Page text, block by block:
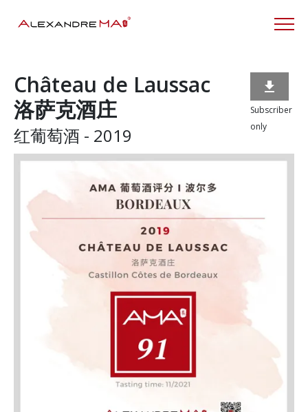
Château de Laussac
洛萨克酒庄
红葡萄酒 - 2019

Subscriber
only